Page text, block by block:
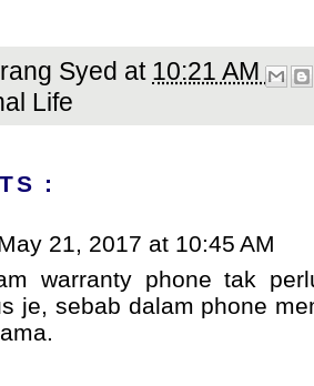
Syed at 10:21 AM
Life
:
21, 2017 at 10:45 AM
warranty phone tak
je, sebab dalam phone